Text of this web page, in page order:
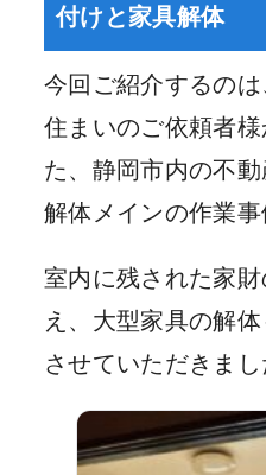
付けと家具解体
今回ご紹介するの
住まいのご依頼者
た、静岡市内の不
解体メインの作業事
室内に残された家
え、大型家具の解
させていただきまし